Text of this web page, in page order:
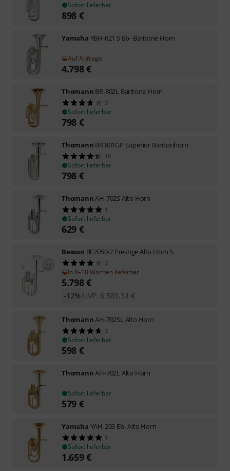
Sofort lieferbar
898 €
Yamaha YBH-621 S Bb- Baritone Horn
Auf Anfrage
4.798€
Thomann BR-802L Baritone Horn
3
Sofort lieferbar
798 €
Thomann BR 801GP Superior Baritonhorn
10
Sofort lieferbar
798 €
ThomannAH-702S Alto Horn
1
Sofort lieferbar
629 €
Besson BE2050-2 Prestige Alto Horn S
2
In 8–10 Wochen lieferbar
5.798€
UVP: 6.589,34 €
-12%
ThomannAH-702SL Alto Horn
3
Sofort lieferbar
598 €
ThomannAH-702L Alto Horn
Sofort lieferbar
579 €
Yamaha YAH-203 Eb- Alto Horn
1
Sofort lieferbar
1.659€